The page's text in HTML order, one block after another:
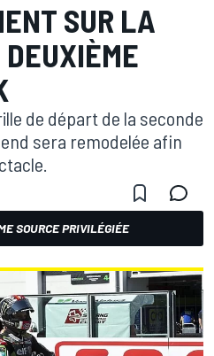
SUR LA
de départ de la seconde
sera remodelée afin
SOURCE PRIVILÉGIÉE